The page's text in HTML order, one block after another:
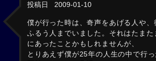
投稿日
2009-01-10
僕が行った時は、奇声をあげる人や、
ふるう人までいました。それはたまた
にあったことかもしれませんが、
とりあえず僕が25年の人生の中で行